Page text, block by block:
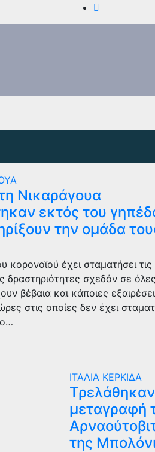
Νικαράγουα
εκτός του
την ομάδα
κορονοϊού έχει σταματήσει τις
δραστηριότητες σχεδόν σε όλες
βέβαια και κάποιες
στις οποίες δεν έχει
ΙΤΑΛΙΑ ΚΕΡΚΙΔΑ
μεταγραφή
της